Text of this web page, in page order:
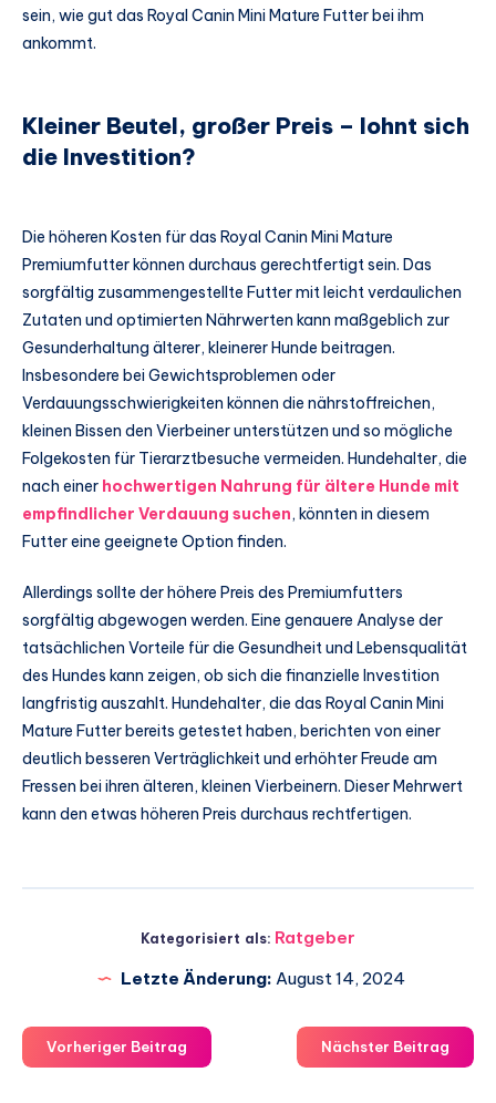
sein, wie gut das Royal Canin Mini Mature Futter bei ihm
ankommt.
Kleiner Beutel, großer Preis – lohnt sich
die Investition?
Die höheren Kosten für das Royal Canin Mini Mature
Premiumfutter können durchaus gerechtfertigt sein. Das
sorgfältig zusammengestellte Futter mit leicht verdaulichen
Zutaten und optimierten Nährwerten kann maßgeblich zur
Gesunderhaltung älterer, kleinerer Hunde beitragen.
Insbesondere bei Gewichtsproblemen oder
Verdauungsschwierigkeiten können die nährstoffreichen,
kleinen Bissen den Vierbeiner unterstützen und so mögliche
Folgekosten für Tierarztbesuche vermeiden. Hundehalter, die
nach einer hochwertigen Nahrung für ältere Hunde mit
empfindlicher Verdauung suchen, könnten in diesem
Futter eine geeignete Option finden.
Allerdings sollte der höhere Preis des Premiumfutters
sorgfältig abgewogen werden. Eine genauere Analyse der
tatsächlichen Vorteile für die Gesundheit und Lebensqualität
des Hundes kann zeigen, ob sich die finanzielle Investition
langfristig auszahlt. Hundehalter, die das Royal Canin Mini
Mature Futter bereits getestet haben, berichten von einer
deutlich besseren Verträglichkeit und erhöhter Freude am
Fressen bei ihren älteren, kleinen Vierbeinern. Dieser Mehrwert
kann den etwas höheren Preis durchaus rechtfertigen.
Kategorisiert als: Ratgeber
Letzte Änderung: August 14, 2024
Vorheriger Beitrag Nächster Beitrag